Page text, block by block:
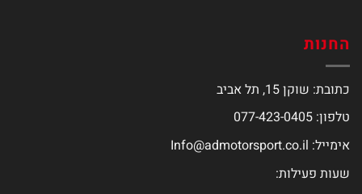
החנות
כתובת: שוקן 15, תל אביב
טלפון: 077-423-0405
אימייל: Info@admotorsport.co.il
שעות פעילות: